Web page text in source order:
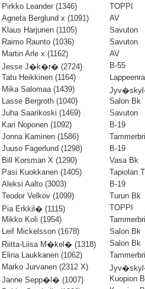
Pirkko Leander (1346) TOPPI
Agneta Berglund x (1091) AV
Klaus Harjunen (1105) Savuton
Raimo Raunto (1036) Savuton
Martin Arle x (1162) AV
Jesse J�k�r� (2724) B-55
Tatu Heikkinen (1164)
Mika Salomaa (1439)
Lasse Bergroth (1040) Salon Bk
Juha Saarikoski (1469) Savuton
Kari Noponen (1092) B-19
Jonna Kaminen (1586)
Juuso Fagerlund (1298) B-19
Bill Korsman X (1290) Vasa Bk
Pasi Kuokkanen (1405) Tapiolan
Aleksi Aalto (3003) B-19
Teodor Velkov (1099) Turun Bk
Pia Erkkil� (1115) TOPPI
Mikko Koli (1954)
Leif Mickelsson (1678) Salon Bk
Riitta-Liisa M�kel� (1318) Salon Bk
Elina Laukkanen (1062)
Marko Jurvanen (2312 X)
Janne Sepp�l� (1007) Kuopion